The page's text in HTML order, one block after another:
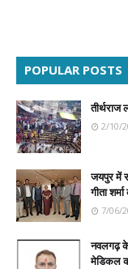
POPULAR POSTS
तीर्थराज
2/10/
जयपुर में
गीता
7/06/
नवलगढ़ के
मेडिकल